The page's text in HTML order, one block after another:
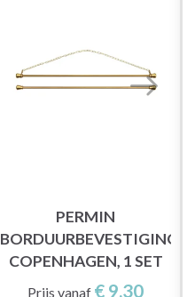
PERMIN
BORDUURBEVESTIGING
COPENHAGEN, 1 SET
Prijs vanaf € 9,30